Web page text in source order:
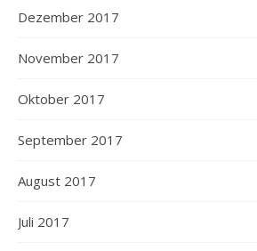
Dezember 2017
November 2017
Oktober 2017
September 2017
August 2017
Juli 2017